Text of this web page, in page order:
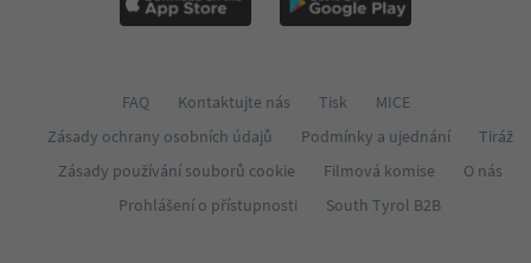
FAQ Kontaktujte nás Tisk
MICE
Zásady ochrany osobních údajů
Podmínky a ujednání
Tiráž
Zásady používání souborů cookie
Filmová komise
O nás
Prohlášení o přístupnosti
South Tyrol B2B